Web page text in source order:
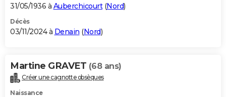
31/05/1936 à Auberchicourt(Nord)
Décès
03/11/2024 à Denain (Nord)
Martine GRAVET (68 ans)
Créer une cagnotte obsèques
Naissance